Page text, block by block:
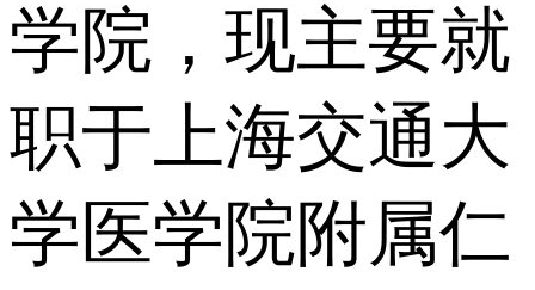
学院，现主要就
职于上海交通大
学医学院附属仁